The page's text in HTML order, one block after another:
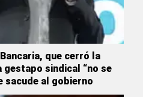
que cerró la
sindical “no se
sacude al gobierno